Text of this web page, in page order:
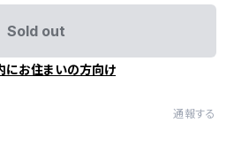
Sold out
にお住まいの方向け
通報する